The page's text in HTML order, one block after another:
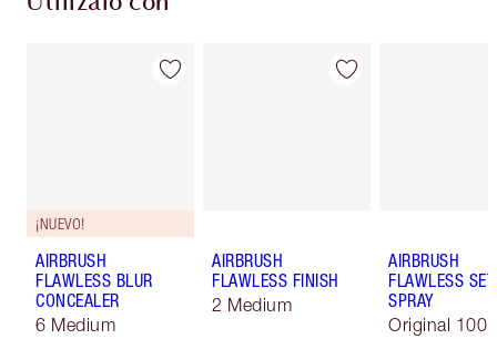
¡NUEVO!
AIRBRUSH
FLAWLESS BLUR
CONCEALER
6 Medium
AIRBRUSH
FLAWLESS FINISH
2 Medium
AIRBRUSH
FLAWLESS
SPRAY
Original 100